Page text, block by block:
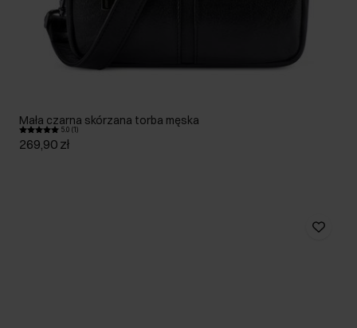
Mała czarna skórzana torba męska
5.0 (1)
269,90 zł